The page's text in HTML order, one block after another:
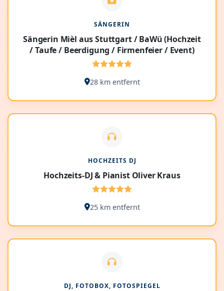
SÄNGERIN
Sängerin Mièl aus Stuttgart / BaWü (Hochzeit
/ Taufe / Beerdigung / Firmenfeier / Event)
28 km entfernt
HOCHZEITS DJ
Hochzeits-DJ & Pianist Oliver Kraus
25 km entfernt
DJ, FOTOBOX, FOTOSPIEGEL